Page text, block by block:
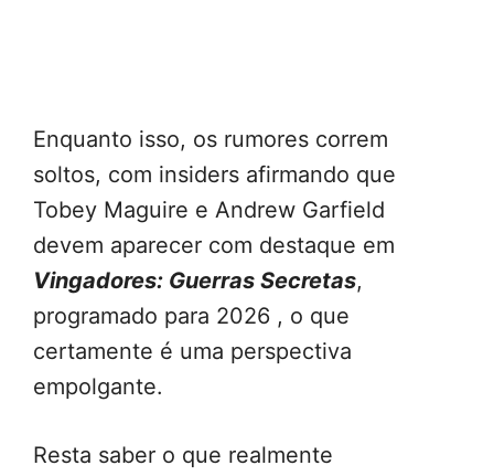
Enquanto isso, os rumores correm
soltos, com insiders afirmando que
Tobey Maguire e Andrew Garfield
devem aparecer com destaque em
Vingadores: Guerras Secretas,
programado para 2026 , o que
certamente é uma perspectiva
empolgante.
Resta saber o que realmente